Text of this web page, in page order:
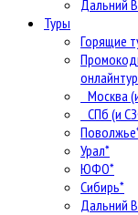
Дальний
Туры
Горящие
Москва
СПб (и
Урал*
ЮФО*
Сибирь*
Дальний